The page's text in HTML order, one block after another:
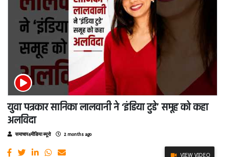
युवा पत्रकार सानिका लालवानी ने ‘इंडिया टुडे’ समूह को कहा
अलविदा
समाचार4मीडिया ब्यूरो 2 months ago
VIEW VIDEO